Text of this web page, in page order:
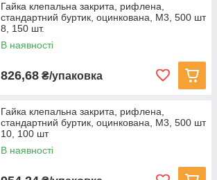
Гайка клепальна закрита, рифлена,
стандартний буртик, оцинкована, M3, 500 шт
8, 150 шт.
В наявності
826,68 ₴/упаковка
Гайка клепальна закрита, рифлена,
стандартний буртик, оцинкована, M3, 500 шт
10, 100 шт
В наявності